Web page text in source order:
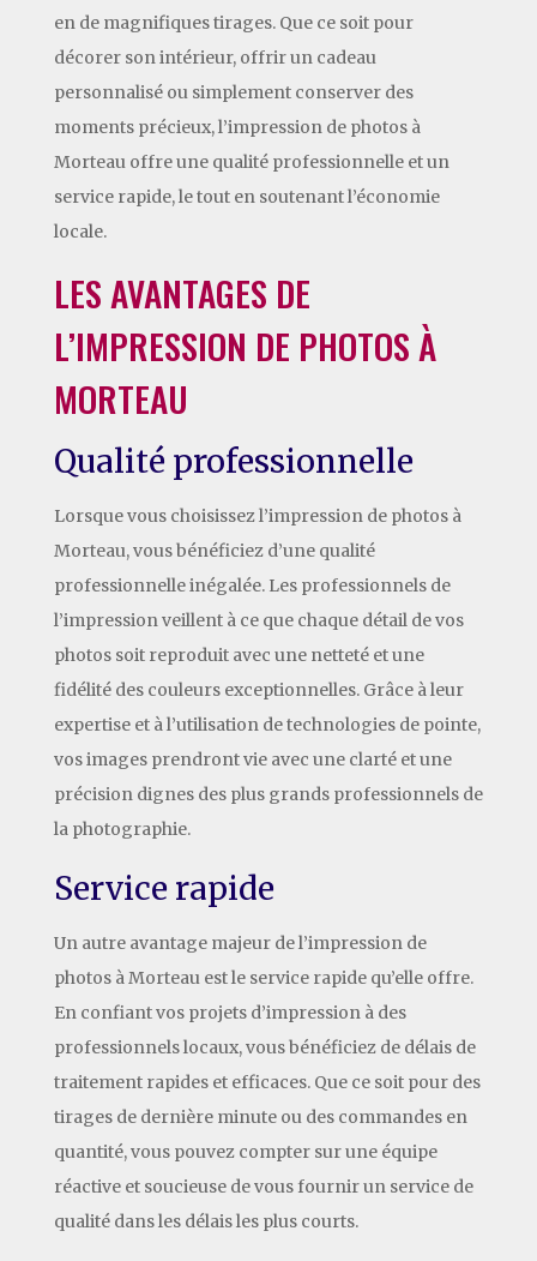
en de magnifiques tirages. Que ce soit pour
décorer son intérieur, offrir un cadeau
personnalisé ou simplement conserver des
moments précieux, l’impression de photos à
Morteau offre une qualité professionnelle et un
service rapide, le tout en soutenant l’économie
locale.
LES AVANTAGES DE
L’IMPRESSION DE PHOTOS À
MORTEAU
Qualité professionnelle
Lorsque vous choisissez l’impression de photos à
Morteau, vous bénéficiez d’une qualité
professionnelle inégalée. Les professionnels de
l’impression veillent à ce que chaque détail de vos
photos soit reproduit avec une netteté et une
fidélité des couleurs exceptionnelles. Grâce à leur
expertise et à l’utilisation de technologies de pointe,
vos images prendront vie avec une clarté et une
précision dignes des plus grands professionnels de
la photographie.
Service rapide
Un autre avantage majeur de l’impression de
photos à Morteau est le service rapide qu’elle offre.
En confiant vos projets d’impression à des
professionnels locaux, vous bénéficiez de délais de
traitement rapides et efficaces. Que ce soit pour des
tirages de dernière minute ou des commandes en
quantité, vous pouvez compter sur une équipe
réactive et soucieuse de vous fournir un service de
qualité dans les délais les plus courts.